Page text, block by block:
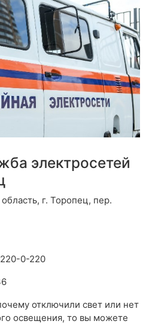
электросетей
г. Торопец, пер.
0-220
отключили свет или нет
освещения, то вы можете